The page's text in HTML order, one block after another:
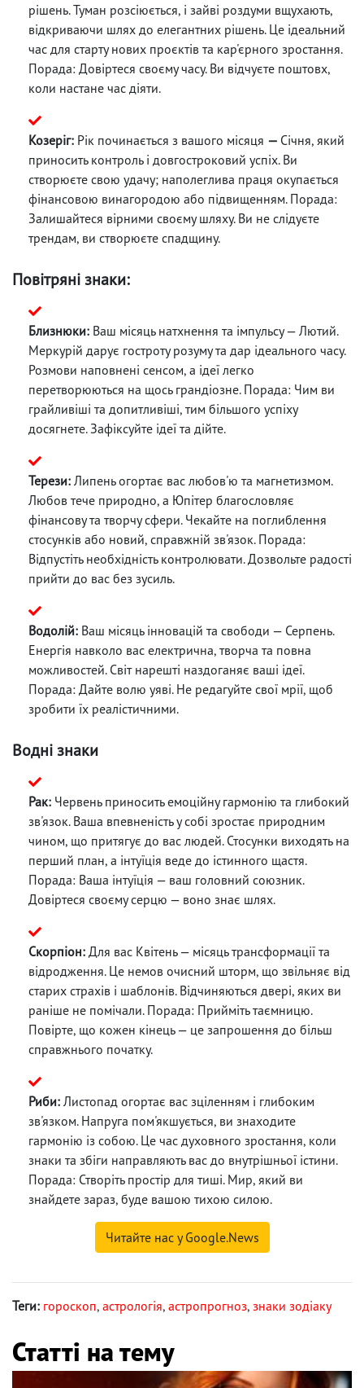
рішень. Туман розсіюється, і зайві роздуми вщухають,
відкриваючи шлях до елегантних рішень. Це ідеальний
час для старту нових проєктів та кар'єрного зростання.
Порада: Довіртеся своєму часу. Ви відчуєте поштовх,
коли настане час діяти.
Козеріг: Рік починається з вашого місяця — Січня, який
приносить контроль і довгостроковий успіх. Ви
створюєте свою удачу; наполеглива праця окупається
фінансовою винагородою або підвищенням. Порада:
Залишайтеся вірними своєму шляху. Ви не слідуєте
трендам, ви створюєте спадщину.
Повітряні знаки:
Близнюки: Ваш місяць натхнення та імпульсу — Лютий.
Меркурій дарує гостроту розуму та дар ідеального часу.
Розмови наповнені сенсом, а ідеї легко
перетворюються на щось грандіозне. Порада: Чим ви
грайливіші та допитливіші, тим більшого успіху
досягнете. Зафіксуйте ідеї та дійте.
Терези: Липень огортає вас любов'ю та магнетизмом.
Любов тече природно, а Юпітер благословляє
фінансову та творчу сфери. Чекайте на поглиблення
стосунків або новий, справжній зв'язок. Порада:
Відпустіть необхідність контролювати. Дозвольте радості
прийти до вас без зусиль.
Водолій: Ваш місяць інновацій та свободи — Серпень.
Енергія навколо вас електрична, творча та повна
можливостей. Світ нарешті наздоганяє ваші ідеї.
Порада: Дайте волю уяві. Не редагуйте свої мрії, щоб
зробити їх реалістичними.
Водні знаки
Рак: Червень приносить емоційну гармонію та глибокий
зв'язок. Ваша впевненість у собі зростає природним
чином, що притягує до вас людей. Стосунки виходять на
перший план, а інтуїція веде до істинного щастя.
Порада: Ваша інтуїція — ваш головний союзник.
Довіртеся своєму серцю — воно знає шлях.
Скорпіон: Для вас Квітень — місяць трансформації та
відродження. Це немов очисний шторм, що звільняє від
старих страхів і шаблонів. Відчиняються двері, яких ви
раніше не помічали. Порада: Прийміть таємницю.
Повірте, що кожен кінець — це запрошення до більш
справжнього початку.
Риби: Листопад огортає вас зціленням і глибоким
зв'язком. Напруга пом'якшується, ви знаходите
гармонію із собою. Це час духовного зростання, коли
знаки та збіги направляють вас до внутрішньої істини.
Порада: Створіть простір для тиші. Мир, який ви
знайдете зараз, буде вашою тихою силою.
Читайте нас у Google.News
Теги: гороскоп, астрологія, астропрогноз, знаки зодіаку
Статті на тему